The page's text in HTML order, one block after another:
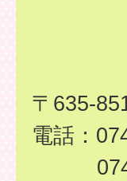
〒635-
電話：